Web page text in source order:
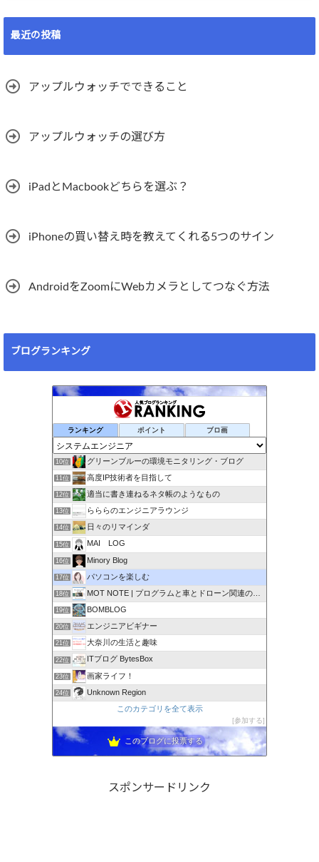
最近の投稿
アップルウォッチでできること
アップルウォッチの選び方
iPadとMacbookどちらを選ぶ？
iPhoneの買い替え時を教えてくれる5つのサイン
AndroidをZoomにWebカメラとしてつなぐ方法
ブログランキング
ランキング ポイント ブロ画
10位 グリーンブルーの環境モニタリング・ブログ
11位 高度IP技術者を目指して
12位 適当に書き連ねるネタ帳のようなもの
13位 らららのエンジニアラウンジ
14位 日々のリマインダ
15位 MAI LOG
16位 Minory Blog
17位 パソコンを楽しむ
18位 MOT NOTE | プログラムと車とドローン関連のメモ
19位 BOMBLOG
20位 エンジニアビギナー
21位 大奈川の生活と趣味
22位 ITブログ BytesBox
23位 画家ライフ！
24位
Unknown Region
このカテゴリを全て表示
参加する
このブログに投票する
スポンサードリンク